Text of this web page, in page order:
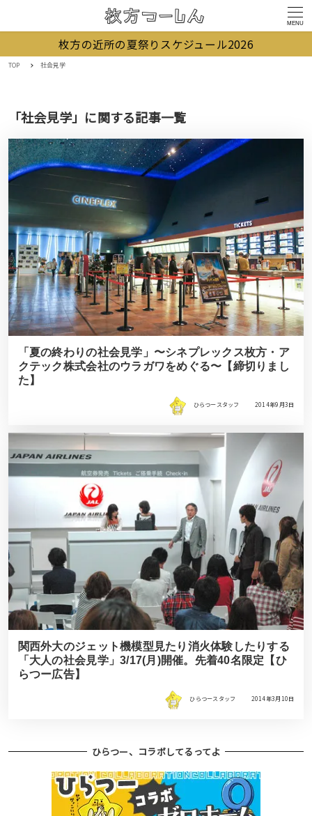
MENU
枚方の近所の夏祭りスケジュール2026
TOP 社会見学
「社会見学」に関する記事一覧
「夏の終わりの社会見学」〜シネプレックス枚方・ア
クテック株式会社のウラガワをめぐる〜【締切りまし
た】
ひらつースタッフ 2014年9月3日
関西外大のジェット機模型見たり消火体験したりする
「大人の社会見学」3/17(月)開催。先着40名限定【ひ
らつー広告】
ひらつースタッフ 2014年3月10日
ひらつー、コラボしてるってよ